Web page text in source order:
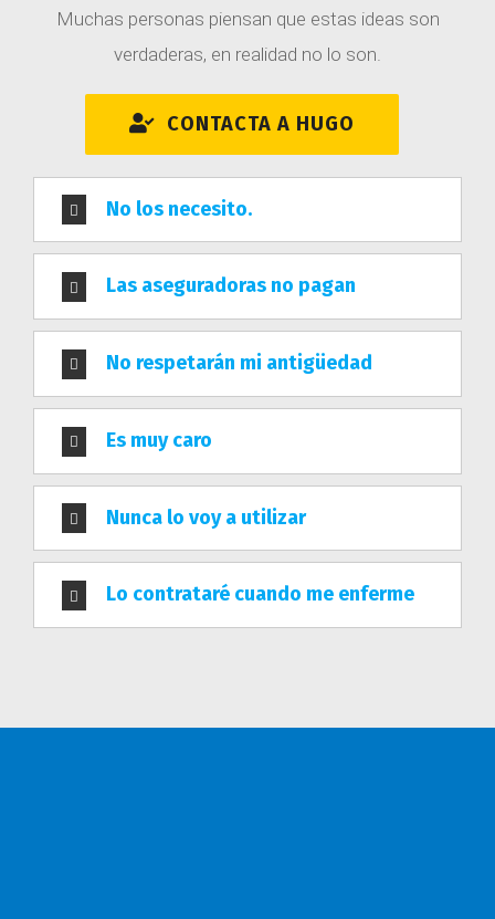
Muchas personas piensan que estas ideas son
verdaderas, en realidad no lo son.
CONTACTA A HUGO
No los necesito.
Las aseguradoras no pagan
No respetarán mi antigüedad
Es muy caro
Nunca lo voy a utilizar
Lo contrataré cuando me enferme
HUGO PALAFOX
Hugo es uno de los mejores agentes de seguros del
norte de México representando aseguros
Monterreyy Metlife, su misión es que tú, y tus
seres queridos, puedan vivir tranquilos, libres de
eventualidad, no están solos.
Consulta nuestro AVISO DE PRIVACIDAD